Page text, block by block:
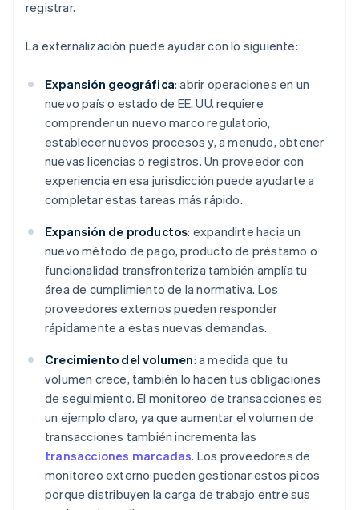
registrar.
La externalización puede ayudar con lo siguiente:
Expansión geográfica: abrir operaciones en un
nuevo país o estado de EE. UU. requiere
comprender un nuevo marco regulatorio,
establecer nuevos procesos y, a menudo, obtener
nuevas licencias o registros. Un proveedor con
experiencia en esa jurisdicción puede ayudarte a
completar estas tareas más rápido.
Expansión de productos: expandirte hacia un
nuevo método de pago, producto de préstamo o
funcionalidad transfronteriza también amplía tu
área de cumplimiento de la normativa. Los
proveedores externos pueden responder
rápidamente a estas nuevas demandas.
Crecimiento del volumen: a medida que tu
volumen crece, también lo hacen tus obligaciones
de seguimiento. El monitoreo de transacciones es
un ejemplo claro, ya que aumentar el volumen de
transacciones también incrementa las
transacciones marcadas. Los proveedores de
monitoreo externo pueden gestionar estos picos
porque distribuyen la carga de trabajo entre sus